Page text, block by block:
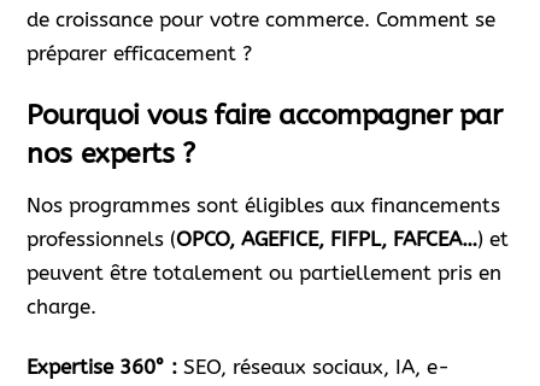
de croissance pour votre commerce. Comment se
préparer efficacement ?
Pourquoi vous faire accompagner par
nos experts ?
Nos programmes sont éligibles aux financements
professionnels (OPCO, AGEFICE, FIFPL, FAFCEA…) et
peuvent être totalement ou partiellement pris en
charge.
Expertise 360° : SEO, réseaux sociaux, IA, e-